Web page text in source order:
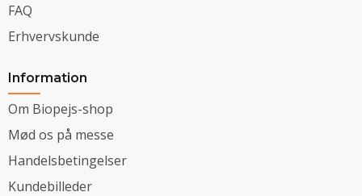
FAQ
Erhvervskunde
Information
Om Biopejs-shop
Mød os på messe
Handelsbetingelser
Kundebilleder